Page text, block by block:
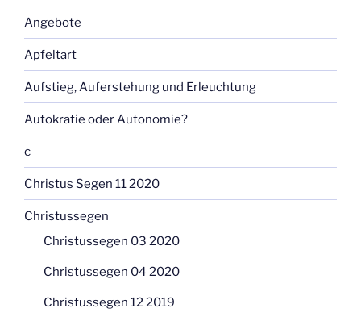
Angebote
Apfeltart
Aufstieg, Auferstehung und Erleuchtung
Autokratie oder Autonomie?
c
Christus Segen 11 2020
Christussegen
Christussegen 03 2020
Christussegen 04 2020
Christussegen 12 2019